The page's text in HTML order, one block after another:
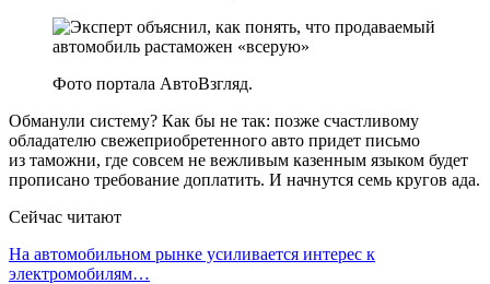
Фото портала АвтоВзгляд.
Обманули систему? Как бы не так: позже счастливому
обладателю свежеприобретенного авто придет письмо
из таможни, где совсем не вежливым казенным языком будет
прописано требование доплатить. И начнутся семь кругов ада.
Сейчас читают
На автомобильном рынке усиливается интерес к
электромобилям…